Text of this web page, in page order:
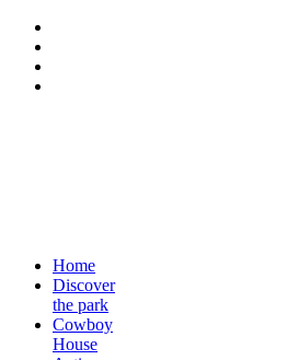
Home
Discover
the park
Cowboy
House